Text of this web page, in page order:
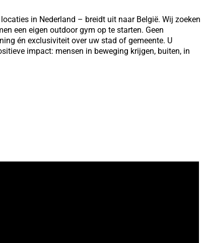
in Nederland – breidt uit naar België. Wij zoeken
een eigen outdoor gym op te starten. Geen
én exclusiviteit over uw stad of gemeente. U
impact: mensen in beweging krijgen, buiten, in